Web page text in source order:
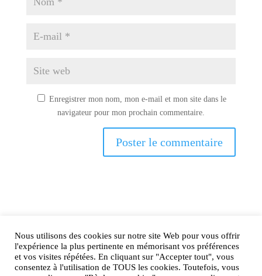
Enregistrer mon nom, mon e-mail et mon site dans le
navigateur pour mon prochain commentaire.
AIRtage 2024© Tous droits réservés
Mentions légales
Nous utilisons des cookies sur notre site Web pour vous offrir
l'expérience la plus pertinente en mémorisant vos préférences
et vos visites répétées. En cliquant sur "Accepter tout", vous
consentez à l'utilisation de TOUS les cookies. Toutefois, vous